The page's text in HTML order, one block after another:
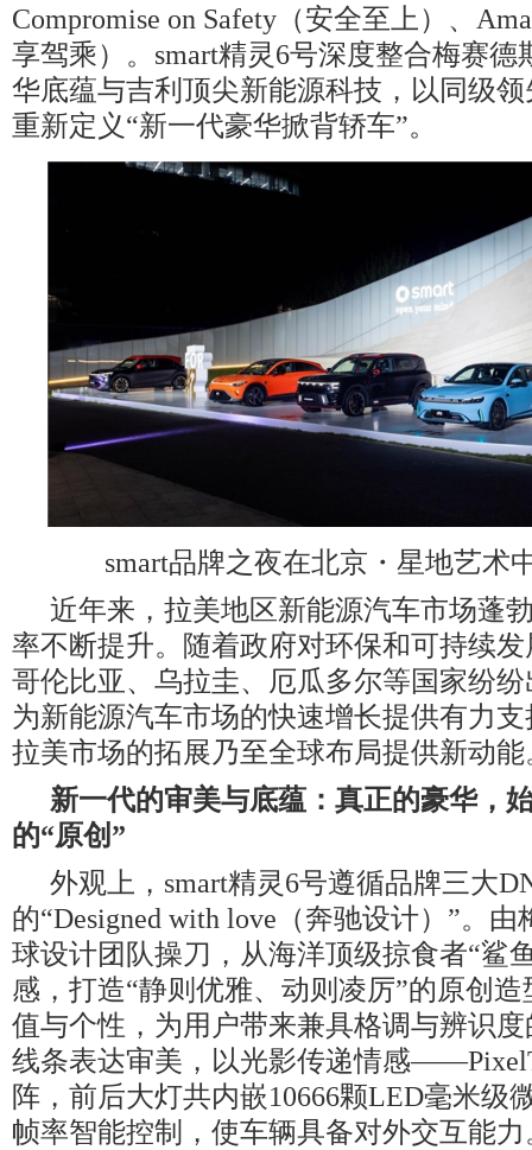
Compromise on Safety（安全至上）、
享驾乘）。smart精灵6号深度整合梅赛德
华底蕴与吉利顶尖新能源科技，以同级
重新定义“新一代豪华掀背轿车”。
smart品牌之夜在北京・星地艺术
近年来，拉美地区新能源汽车市场蓬
率不断提升。随着政府对环保和可持续
哥伦比亚、乌拉圭、厄瓜多尔等国家纷
为新能源汽车市场的快速增长提供有力支
拉美市场的拓展乃至全球布局提供新动能
新一代的审美与底蕴：真正的豪华，
的“原创 ”
外观上，smart精灵6号遵循品牌三大
的“Designed with love（奔驰设计）”。
球设计团队操刀，从海洋顶级掠食者“鲨
感，打造“静则优雅、动则凌厉”的原创
值与个性，为用户带来兼具格调与辨识
线条表达审美，以光影传递情感
阵，前后大灯共内嵌10666颗LED毫米级
帧率智能控制，使车辆具备对外交互能